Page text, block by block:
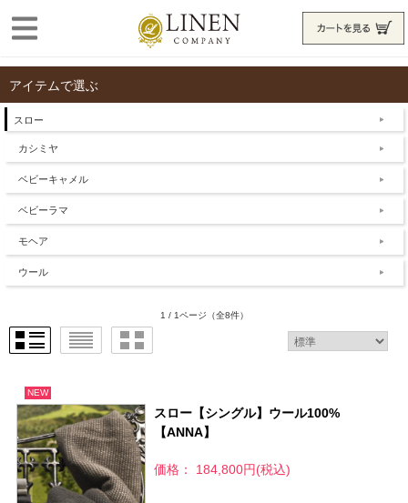
アイテムで選ぶ
スロー
カシミヤ
ベビーキャメル
ベビーラマ
モヘア
ウール
1 / 1ページ （全8件）
NEW
スロー【シングル】ウール100%
【ANNA】
価格： 184,800円(税込)